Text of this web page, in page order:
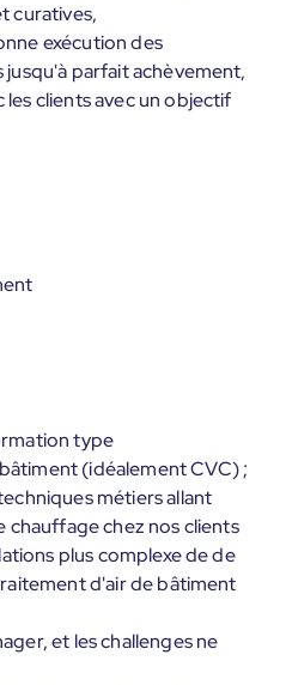
curatives,
exécution des
parfait achèvement,
clients avec un objectif
type
(idéalement CVC) ;
métiers allant
chez nos clients
plus complexe de de
d'air de bâtiment
et les challenges ne